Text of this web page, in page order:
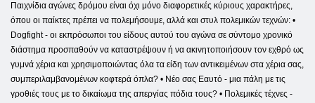
Παιχνίδια αγώνες δρόμου είναι όχι μόνο διαφορετικές κύριους χαρακτήρες,
όπου οι παίκτες πρέπει να πολεμήσουμε, αλλά και στυλ πολεμικών τεχνών: •
Dogfight - οι εκπρόσωποι του είδους αυτού του αγώνα σε σύντομο χρονικό
διάστημα προσπαθούν να καταστρέψουν ή να ακινητοποιήσουν τον εχθρό ως
γυμνά χέρια και χρησιμοποιώντας όλα τα είδη των αντικειμένων στα χέρια σας,
συμπεριλαμβανομένων κοφτερά όπλα? • Νέο σας Εαυτό - μια πάλη με τις
γροθιές τους με το δικαίωμα της απεργίας πόδια τους? • Πολεμικές τέχνες -